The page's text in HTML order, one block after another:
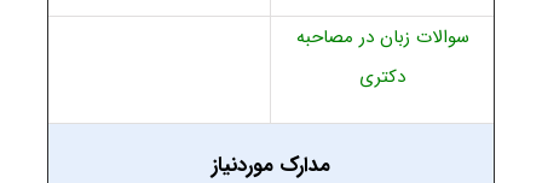
سوالات زبان در مصاحبه
دکتری
مدارک موردنیاز